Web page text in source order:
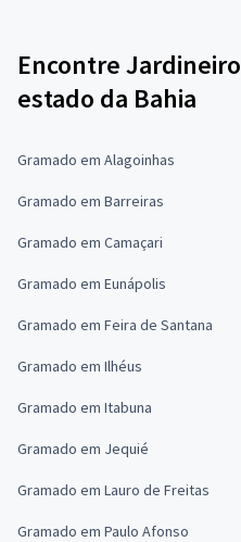
Encontre
estado da Bahia
Gramado em Alagoinhas
Gramado em Barreiras
Gramado em Camaçari
Gramado em Eunápolis
Gramado em Feira de Santana
Gramado em Ilhéus
Gramado em Itabuna
Gramado em Jequié
Gramado em Lauro de Freitas
Gramado em Paulo Afonso